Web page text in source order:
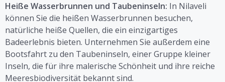
Heiße Wasserbrunnen und Taubeninseln: In Nilaveli
können Sie die heißen Wasserbrunnen besuchen,
natürliche heiße Quellen, die ein einzigartiges
Badeerlebnis bieten. Unternehmen Sie außerdem eine
Bootsfahrt zu den Taubeninseln, einer Gruppe kleiner
Inseln, die für ihre malerische Schönheit und ihre reiche
Meeresbiodiversität bekannt sind.